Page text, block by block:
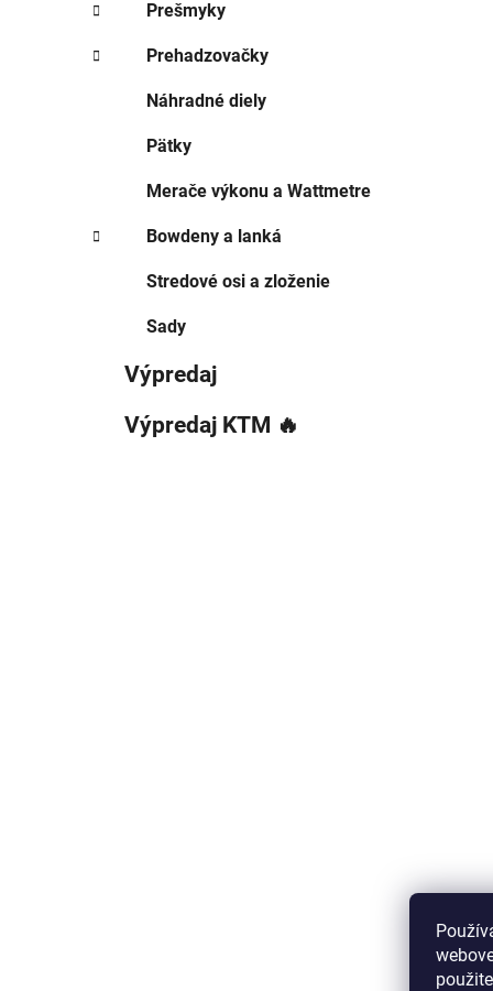
Prešmyky
Prehadzovačky
Náhradné diely
Pätky
Merače výkonu a Wattmetre
Bowdeny a lanká
Stredové osi a zloženie
Sady
Výpredaj
Výpredaj KTM 🔥